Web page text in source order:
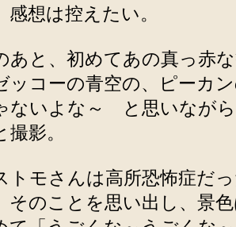
感想は控えたい。
あと、初めてあの真っ赤
ッコーの青空の、ピーカ
ないよな～ と思いなが
撮影。
トモさんは高所恐怖症だ
そのことを思い出し、景